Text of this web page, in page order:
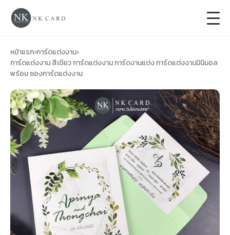
การ์ดแต่งงาน
ของชำร่วยงานแต่ง
ของรับไหว้ +
ป้ายของชำร่วยงานแต่ง +
การ์ดงานบวช
การ์ดขึ้นบ้านใหม่
ซองเปล่า
หน้าแรก›การ์ดแต่งงาน›
การ์ดแต่งงาน สีเขียว การ์ดแต่งงาน การ์ดงานแต่ง การ์ดแต่งงานมินิมอล
พร้อม ซองการ์ดแต่งงาน